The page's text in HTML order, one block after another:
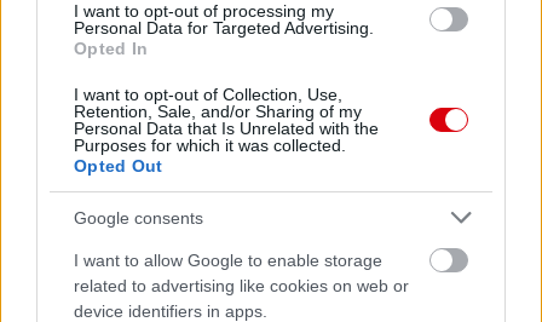
I want to opt-out of processing my
Personal Data for Targeted Advertising.
Opted In
I want to opt-out of Collection, Use,
Retention, Sale, and/or Sharing of my
Personal Data that Is Unrelated with the
Purposes for which it was collected.
Opted Out
Google consents
I want to allow Google to enable storage
related to advertising like cookies on web or
device identifiers in apps.
United
Felkészülési szezon 5. mérkőzés
Croke Park, Dublin
2026-08-12 20:30
3 nap 6 óra 8 perc 12 másodperc
vsManchester United
ELŐZŐ MÉRKŐZÉSEK